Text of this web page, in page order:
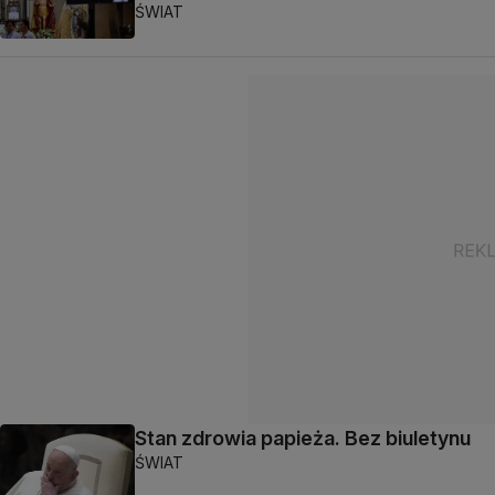
ŚWIAT
Stan zdrowia papieża. Bez biuletynu
ŚWIAT